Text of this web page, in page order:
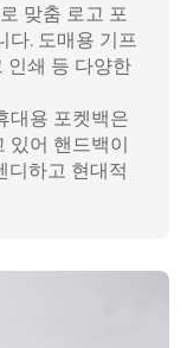
맞춤 로고 포
다. 도매용 기프
인쇄 등 다양한
대용 포켓백은
있어 핸드백이
디하고 현대적